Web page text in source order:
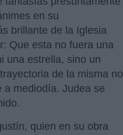
en su
brillante de la Iglesia
Que esta no fuera una
una estrella, sino un
de la misma no
a mediodía. Judea se
quien en su obra